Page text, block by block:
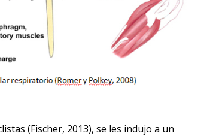
(Fischer, 2013), se les indujo a un